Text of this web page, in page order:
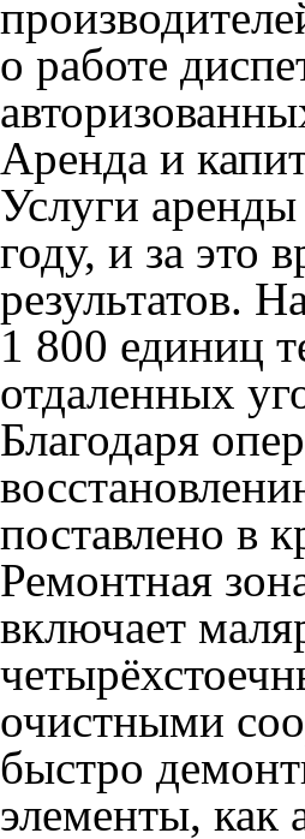
о работе
Аренда и
Услуги
году, и за это
результатов.
1 800 единиц
отдаленных
Благодаря
поставлено в
Ремонтная
включает
очистными
быстро
элементы, как